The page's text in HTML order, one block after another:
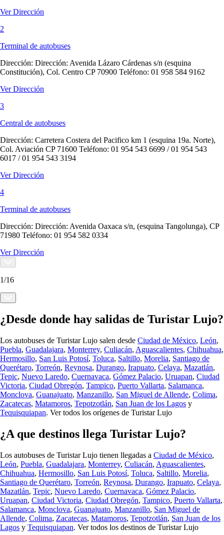
Ver Dirección
2
Terminal de autobuses
Dirección: Dirección: Avenida Lázaro Cárdenas s/n (esquina
Constitución), Col. Centro CP 70900 Teléfono: 01 958 584 9162
Ver Dirección
3
Central de autobuses
Dirección: Carretera Costera del Pacifico km 1 (esquina 19a. Norte),
Col. Aviación CP 71600 Teléfono: 01 954 543 6699 / 01 954 543
6017 / 01 954 543 3194
Ver Dirección
4
Terminal de autobuses
Dirección: Dirección: Avenida Oaxaca s/n, (esquina Tangolunga), CP
71980 Teléfono: 01 954 582 0334
Ver Dirección
1/16
¿Desde donde hay salidas de Turistar Lujo?
Los autobuses de Turistar Lujo salen desde Ciudad de México, León,
Puebla, Guadalajara, Monterrey, Culiacán, Aguascalientes, Chihuahua,
Hermosillo, San Luis Potosí, Toluca, Saltillo, Morelia, Santiago de
Querétaro, Torreón, Reynosa, Durango, Irapuato, Celaya, Mazatlán,
Tepic, Nuevo Laredo, Cuernavaca, Gómez Palacio, Uruapan, Ciudad
Victoria, Ciudad Obregón, Tampico, Puerto Vallarta, Salamanca,
Monclova, Guanajuato, Manzanillo, San Miguel de Allende, Colima,
Zacatecas, Matamoros, Tepotzotlán, San Juan de los Lagos y
Tequisquiapan. Ver todos los orígenes de Turistar Lujo
¿A que destinos llega Turistar Lujo?
Los autobuses de Turistar Lujo tienen llegadas a Ciudad de México,
León, Puebla, Guadalajara, Monterrey, Culiacán, Aguascalientes,
Chihuahua, Hermosillo, San Luis Potosí, Toluca, Saltillo, Morelia,
Santiago de Querétaro, Torreón, Reynosa, Durango, Irapuato, Celaya,
Mazatlán, Tepic, Nuevo Laredo, Cuernavaca, Gómez Palacio,
Uruapan, Ciudad Victoria, Ciudad Obregón, Tampico, Puerto Vallarta,
Salamanca, Monclova, Guanajuato, Manzanillo, San Miguel de
Allende, Colima, Zacatecas, Matamoros, Tepotzotlán, San Juan de los
Lagos y Tequisquiapan. Ver todos los destinos de Turistar Lujo